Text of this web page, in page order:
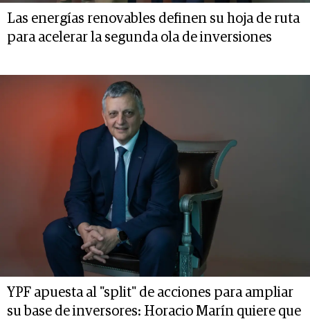
Las energías renovables definen su hoja de ruta
para acelerar la segunda ola de inversiones
YPF apuesta al "split" de acciones para ampliar
su base de inversores: Horacio Marín quiere que